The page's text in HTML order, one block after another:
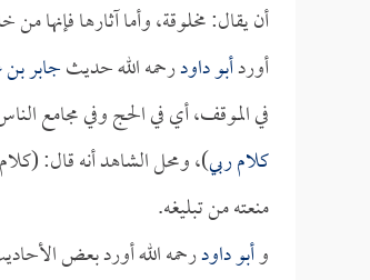
أن يقال: مخلوقة، وأما آثارها فإنها من
أوردأبو داودرحمه الله حديثجابر بن
في الموقف، أي في الحج وفي مجامع
كلام ربي)، ومحل الشاهد أنه قال:
منعته من تبليغه.
وأبو داودرحمه الله أورد بعض